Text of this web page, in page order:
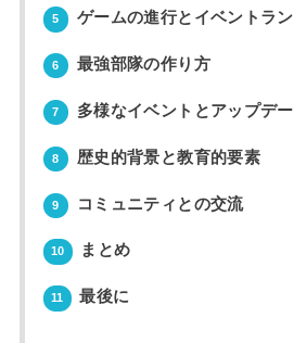
5 ゲームの進行とイベントラ
6 最強部隊の作り方
7 多様なイベントとアップデー
8 歴史的背景と教育的要素
9 コミュニティとの交流
10 まとめ
11 最後に